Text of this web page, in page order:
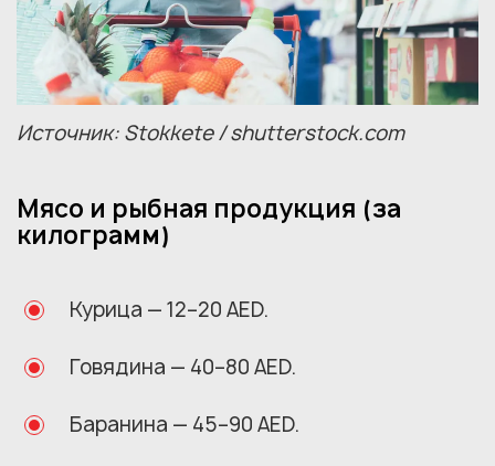
Источник: Stokkete / shutterstock.com
Мясо и рыбная продукция (за
килограмм)
Курица — 12–20 AED.
Говядина — 40–80 AED.
Баранина — 45–90 AED.